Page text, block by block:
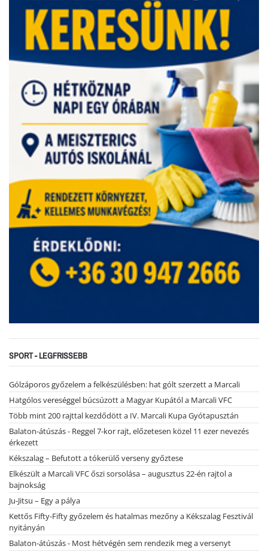
SPORT - LEGFRISSEBB
Gólzáporos győzelem a felkészülésben: hat gólt szerzett a Marcali
Hatgólos vereséggel búcsúzott a Magyar Kupától a Marcali VFC
Több mint 200 rajttal kezdődött a IV. Marcali Kupa Gyótapusztán
Balaton-átúszás - Reggel 7-kor rajt, előzetesen közel 11 ezer nevezés
érkezett
Kékszalag – Befutott a tókerülő verseny győztese
Elkészült a Marcali VFC őszi sorsolása – augusztus 22-én rajtol a
bajnokság
Ju-Jitsu – Egy a pálya
Kettős Fifty-Fifty győzelem és hatalmas mezőny a Kékszalag Fesztivál
nyitányán
Balaton-átúszás - Most hétvégén sem rendezik meg a versenyt